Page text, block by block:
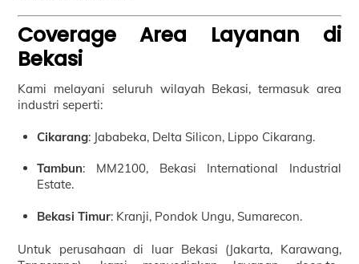
Coverage Area Layanan di
Bekasi
Kami melayani seluruh wilayah Bekasi, termasuk area
industri seperti:
Cikarang: Jababeka, Delta Silicon, Lippo Cikarang.
Tambun: MM2100, Bekasi International Industrial
Estate.
Bekasi Timur: Kranji, Pondok Ungu, Sumarecon.
Untuk perusahaan di luar Bekasi (Jakarta, Karawang,